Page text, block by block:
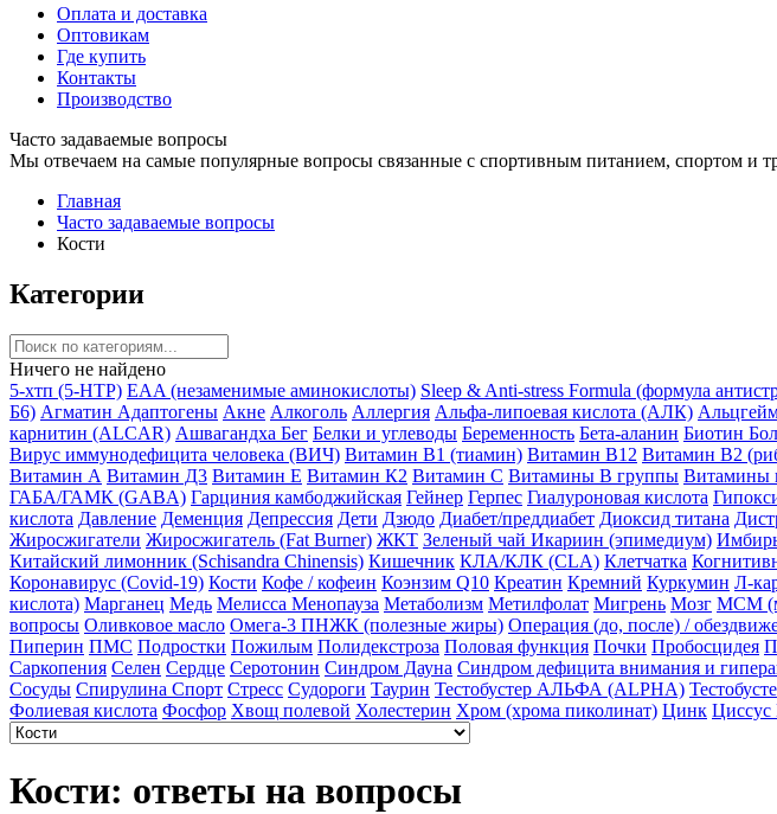
Оплата и доставка
Оптовикам
Где купить
Контакты
Производство
Часто задаваемые вопросы
Мы отвечаем на самые популярные вопросы связанные с спортивным питанием, спортом и
Главная
Часто задаваемые вопросы
Кости
Категории
Ничего не найдено
5-хтп (5-HTP) EAA (незаменимые аминокислоты) Sleep & Anti-stress Formula (формула
Б6) Агматин Адаптогены Акне Алкоголь Аллергия Альфа-липоевая кислота (АЛК)
карнитин (ALCAR) Ашвагандха Бег Белки и углеводы Беременность Бета-аланин Биотин
Вирус иммунодефицита человека (ВИЧ) Витамин B1 (тиамин) Витамин B12 Витамин B2
Витамин А Витамин Д3 Витамин Е Витамин К2 Витамин С Витамины B группы Витамины
ГАБА/ГАМК (GABA) Гарциния камбоджийская Гейнер Герпес Гиалуроновая кислота
кислота Давление Деменция Депрессия Дети Дзюдо Диабет/преддиабет Диоксид титана
Жиросжигатели Жиросжигатель (Fat Burner) ЖКТ Зеленый чай Икариин (эпимедиум)
Китайский лимонник (Schisandra Chinensis) Кишечник КЛА/КЛК (CLA) Клетчатка
Коронавирус (Covid-19) Кости Кофе / кофеин Коэнзим Q10 Креатин Кремний Куркумин Л-
кислота) Марганец Медь Мелисса Менопауза Метаболизм Метилфолат Мигрень Мозг МСМ
вопросы Оливковое масло Омега-3 ПНЖК (полезные жиры) Операция (до, после) /
Пиперин ПМС Подростки Пожилым Полидекстроза Половая функция Почки Пробосцидея
Саркопения Селен Сердце Серотонин Синдром Дауна Синдром дефицита внимания и
Сосуды Спирулина Спорт Стресс Судороги Таурин Тестобустер АЛЬФА (ALPHA)
Фолиевая кислота Фосфор Хвощ полевой Холестерин Хром (хрома пиколинат) Цинк Циссус
Кости: ответы на вопросы